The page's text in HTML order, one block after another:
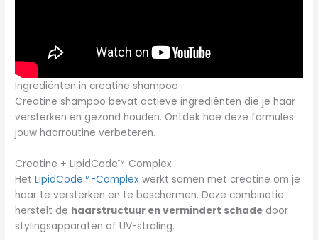
Ingrediënten in creatine shampoo
Creatine shampoo bevat actieve ingrediënten die je haar
versterken en gezond houden. Ontdek hoe deze formules
jouw haarroutine verbeteren.
Creatine + LipidCode™ Complex
HetLipidCode™-Complex werkt samen met creatine om je
haar te versterken en te beschermen. Deze combinatie
herstelt de haarstructuur en vermindert schade door
stylingsapparaten of UV-straling.